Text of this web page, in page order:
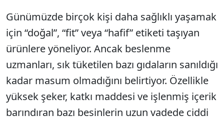
Günümüzde birçok kişi daha sağlıklı yaşamak
için “doğal”, “fit” veya “hafif” etiketi taşıyan
ürünlere yöneliyor. Ancak beslenme
uzmanları, sık tüketilen bazı gıdaların sanıldığı
kadar masum olmadığını belirtiyor. Özellikle
yüksek şeker, katkı maddesi ve işlenmiş içerik
barındıran bazı besinlerin uzun vadede ciddi